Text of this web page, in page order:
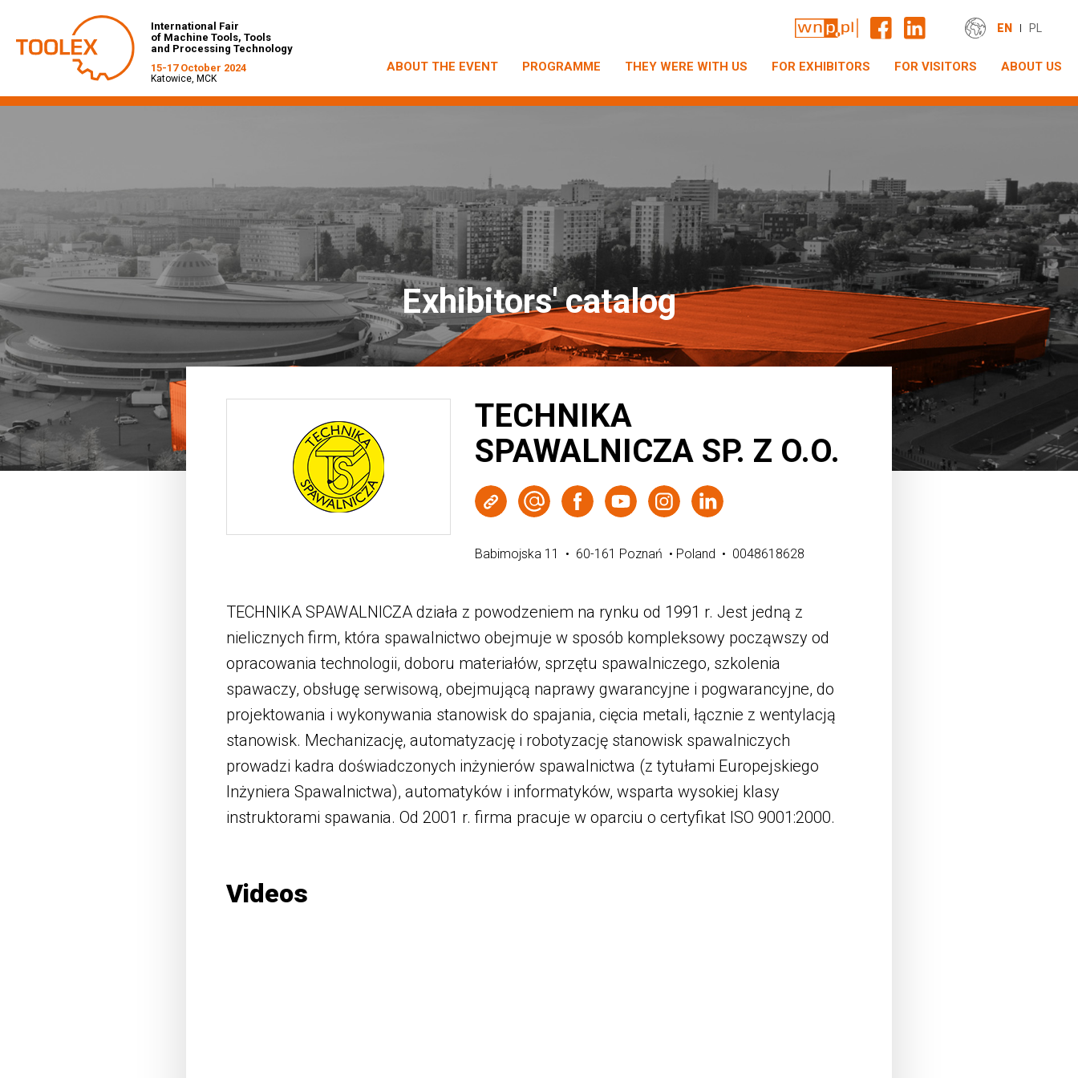
International Fair
of Machine Tools, Tools
and Processing Technology
15-17 October 2024
Katowice, MCK
EN PL
ABOUT THE EVENT PROGRAMME THEY WERE WITH US FOR EXHIBITORS FOR VISITORS ABOUT US
Exhibitors' catalog
TECHNIKA
SPAWALNICZA SP. Z O.O.
Strona WWWWyślij e-mail
Facebook
Youtube Instagram
Babimojska 11 • 60-161 Poznań • Poland • 0048618628
TECHNIKA SPAWALNICZA działa z powodzeniem na rynku od 1991 r. Jest jedną z
nielicznych firm, która spawalnictwo obejmuje w sposób kompleksowy począwszy od
opracowania technologii, doboru materiałów, sprzętu spawalniczego, szkolenia
spawaczy, obsługę serwisową, obejmującą naprawy gwarancyjne i pogwarancyjne, do
projektowania i wykonywania stanowisk do spajania, cięcia metali, łącznie z wentylacją
stanowisk. Mechanizację, automatyzację i robotyzację stanowisk spawalniczych
prowadzi kadra doświadczonych inżynierów spawalnictwa (z tytułami Europejskiego
Inżyniera Spawalnictwa), automatyków i informatyków, wsparta wysokiej klasy
instruktorami spawania. Od 2001 r. firma pracuje w oparciu o certyfikat ISO 9001:2000.
Videos